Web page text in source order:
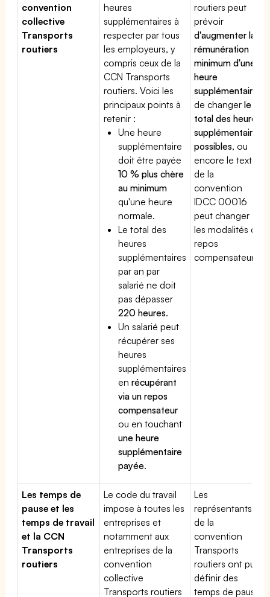
convention
collective
Transports
routiers
heures
supplémentaires à
respecter par tous
les employeurs, y
compris ceux de la
CCN Transports
routiers. Voici les
principaux points à
retenir :
Une heure
supplémentaire
doit être payée
10 % plus chère
au minimum
qu'une heure
normale.
Le total des
heures
supplémentaires
par an par
salarié ne doit
pas dépasser
220 heures.
Un salarié peut
récupérer ses
heures
supplémentaires
enrécupérant
via un repos
compensateur
ou en touchant
une heure
supplémentaire
payée.
routiers peut
prévoir
d'augmenter la
rémunération
minimum d'une
heure
supplémentaire
de changerle
total des heures
supplémentaires
possibles, ou
encore le texte
de la
convention
IDCC 00016
peut changer
les modalités du
repos
compensateur.
Les temps de
pause et les
temps de travail
et la CCN
Transports
routiers
Le code du travail
impose à toutes les
entreprises et
notamment aux
entreprises de la
convention
collective
Transports routiers
Les
représentants
de la
convention
Transports
routiers ont pu
définir des
temps de pause